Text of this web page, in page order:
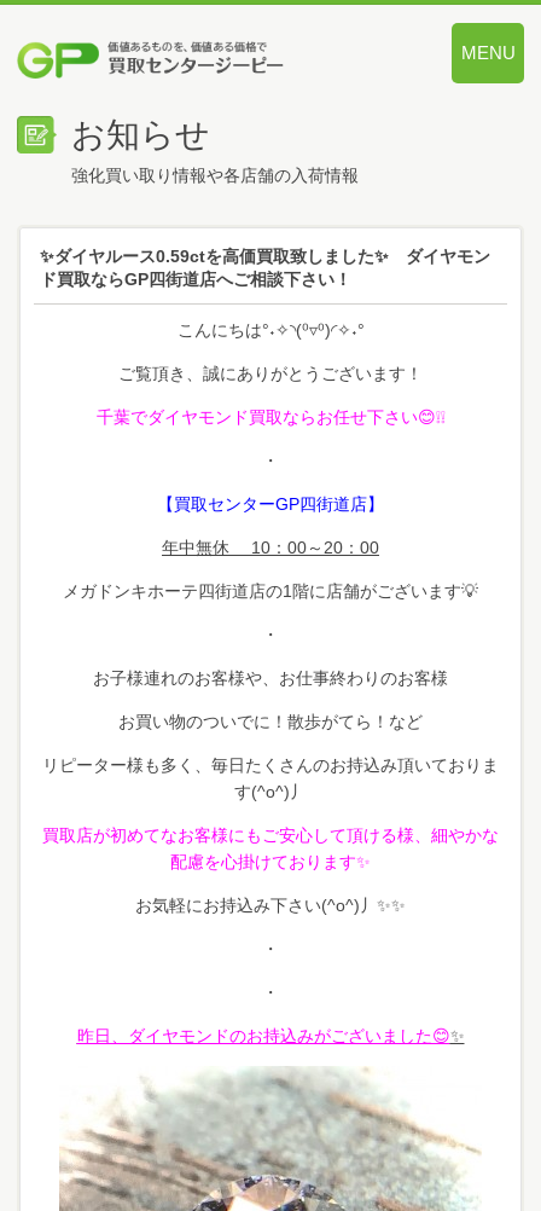
MENU
お知らせ
強化買い取り情報や各店舗の入荷情報
✨ダイヤルース0.59ctを高価買取致しました✨ ダイヤモン
ド買取ならGP四街道店へご相談下さい！
こんにちは°˖✧◝(⁰▿⁰)◜✧˖°
ご覧頂き、誠にありがとうございます！
千葉でダイヤモンド買取ならお任せ下さい😊❕❕
・
【買取センターGP四街道店】
年中無休 10：00～20：00
メガドンキホーテ四街道店の1階に店舗がございます💡
・
お子様連れのお客様や、お仕事終わりのお客様
お買い物のついでに！散歩がてら！など
リピーター様も多く、毎日たくさんのお持込み頂いておりま
す(^o^)丿
買取店が初めてなお客様にもご安心して頂ける様、細やかな
配慮を心掛けております✨
お気軽にお持込み下さい(^o^)丿✨✨
・
・
昨日、ダイヤモンドのお持込みがございました😊✨